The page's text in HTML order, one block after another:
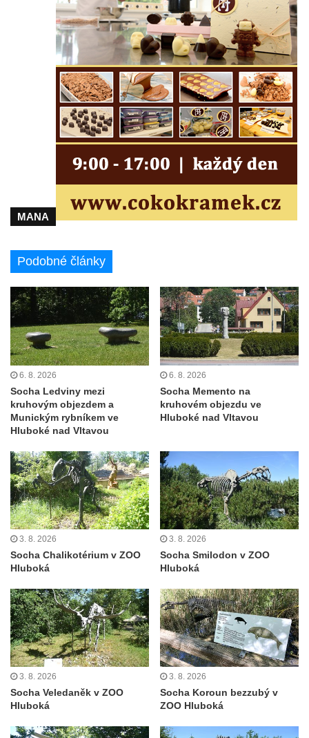
Smetany v Duchcově
Busta Ludwiga van Beethovena v sadech
B. Smetany v Duchcově
Pomník neznámého účelu v sadech Boženy
Němcové v Duchcově
Památník Johanna Wolfganga Goetha u
polikliniky v Nejdku
svatých Petra a Pavla v Jeníkově
svatých Petra a Pavla v Jeníkově
Petra a Pavla v Jeníkově
Socha svatého Jana Nepomuckého před
kostelem svatých Petra a Pavla v Jeníkově
Obrázek Ježíš jako Dobrý pastýř u studánky
Pod obrázkem na Kamenné cestě pod
Plešným
Olžin pád
Socha svatého Rocha na schodišti ke
kostelu Nanebevzetí Panny Marie ve
Vilémově
schodišti ke kostelu Nanebevzetí Panny
Marie ve Vilémově
Socha svatého Šebestiána na schodišti ke
kostelu Nanebevzetí Panny Marie ve
Vilémově
Socha svatého Václava na schodišti ke
Vilémově
Socha svaté Rosalie (Rozálie) na schodišti
ke kostelu Nanebevzetí Panny Marie ve
Vilémově
Socha svatého Vojtěcha na schodišti ke
kostelu Nanebevzetí Panny Marie ve
Vilémově
Socha putti II. na schodišti ke kostelu
MANA
Podobné články
6. 8. 2026
Socha Ledviny mezi
kruhovým objezdem a
Munickým rybníkem ve
Hluboké nad Vltavou
6. 8. 2026
Socha Memento na
kruhovém objezdu ve
Hluboké nad Vltavou
3. 8. 2026
Socha Chalikotérium v ZOO
Hluboká
3. 8. 2026
Socha Smilodon v ZOO
Hluboká
3. 8. 2026
Socha Veledaněk v ZOO
Hluboká
3. 8. 2026
Socha Koroun bezzubý v
ZOO Hluboká